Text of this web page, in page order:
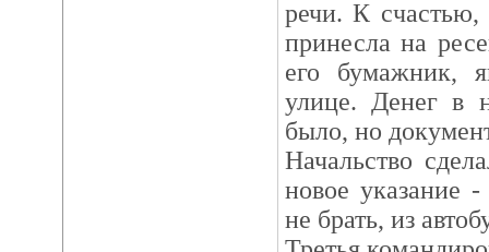
речи. К счастью,
принесла на
его бумажник,
улице. Денег в
было, но
Начальство
новое указание
не брать, из